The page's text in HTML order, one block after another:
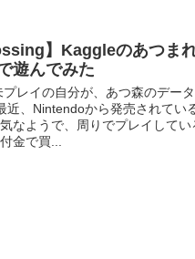
】Kaggleのあつま
遊んでみた
プレイの自分が、あつ森のデー
近、Nintendoから発売されて
なようで、周りでプレイして
金で買...